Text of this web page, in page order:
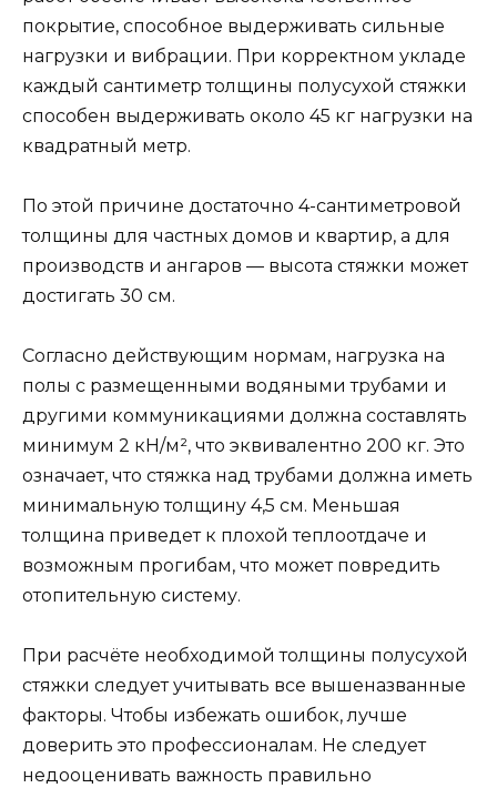
покрытие, способное выдерживать сильные
нагрузки и вибрации. При корректном укладе
каждый сантиметр толщины полусухой стяжки
способен выдерживать около 45 кг нагрузки на
квадратный метр.
По этой причине достаточно 4-сантиметровой
толщины для частных домов и квартир, а для
производств и ангаров — высота стяжки может
достигать 30 см.
Согласно действующим нормам, нагрузка на
полы с размещенными водяными трубами и
другими коммуникациями должна составлять
минимум 2 кН/м², что эквивалентно 200 кг. Это
означает, что стяжка над трубами должна иметь
минимальную толщину 4,5 см. Меньшая
толщина приведет к плохой теплоотдаче и
возможным прогибам, что может повредить
отопительную систему.
При расчёте необходимой толщины полусухой
стяжки следует учитывать все вышеназванные
факторы. Чтобы избежать ошибок, лучше
доверить это профессионалам. Не следует
недооценивать важность правильно